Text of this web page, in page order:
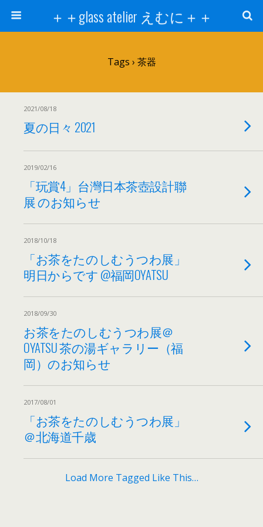
＋＋glass atelier えむに＋＋
Tags › 茶器
2021/08/18
夏の日々 2021
2019/02/16
「玩賞4」台灣日本茶壺設計聯
展 のお知らせ
2018/10/18
「お茶をたのしむうつわ展」
明日からです @福岡OYATSU
2018/09/30
お茶をたのしむうつわ展＠
OYATSU 茶の湯ギャラリー（福
岡）のお知らせ
2017/08/01
「お茶をたのしむうつわ展」
＠北海道千歳
Load More Tagged Like This…